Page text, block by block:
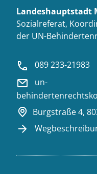
Landeshauptstadt
Sozialreferat,
der UN-
089 233-21983
un-
Burgstraße 4,